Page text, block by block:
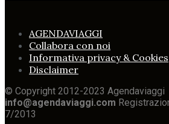
AGENDAVIAGGI
Collabora con noi
Informativa privacy & Cookies
Disclaimer
© Copyright 2012-2023 Agendaviaggi
info@agendaviaggi.com
7/2013